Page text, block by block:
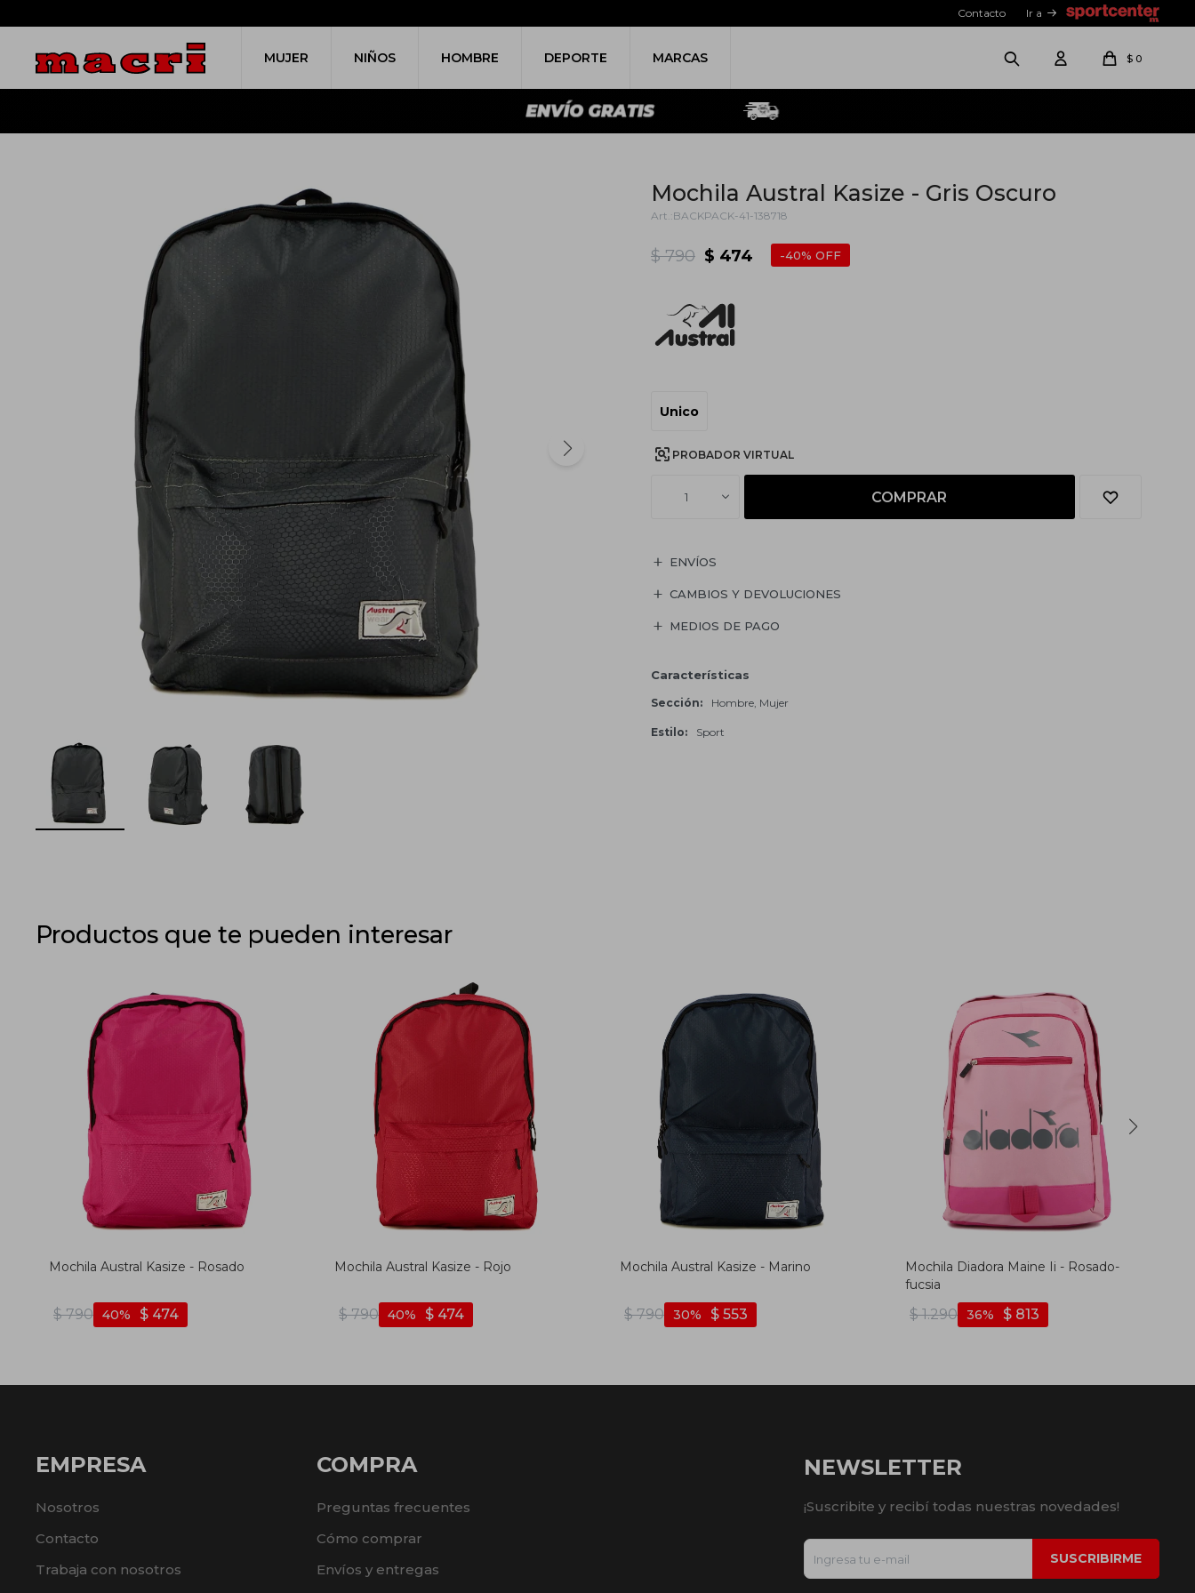
MUJER NIÑOS HOMBRE DEPORTE MARCAS $ 0
Contacto Ir a
Mochila Austral Kasize - Gris Oscuro
BACKPACK-41-138718
$ 474
$ 790 40
Unico
PROBADOR VIRTUAL
1 COMPRAR
ENVÍOS
CAMBIOS Y DEVOLUCIONES
MEDIOS DE PAGO
Características
Sección Hombre, Mujer
Estilo Sport
Productos que te pueden interesar
Mochila Austral Kasize - Rosado
$ 790 $ 474
40
Mochila Austral Kasize - Rojo
$ 790 $ 474
40
Mochila Austral Kasize - Marino
$ 790 $ 553
30
Mochila Diadora Maine Ii - Rosado-
fucsia
$ 1.290 $ 813
36
EMPRESA
Nosotros
Contacto
Trabaja con nosotros
COMPRA
Preguntas frecuentes
Cómo comprar
Envíos y entregas
NEWSLETTER
¡Suscribite y recibí todas nuestras novedades!
SUSCRIBIRME